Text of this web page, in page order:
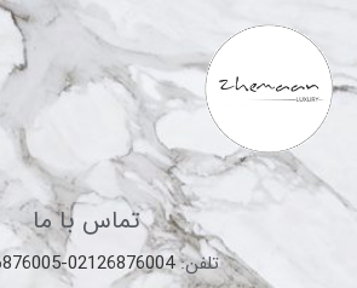
تماس با ما
تلفن:02126876004-02126876005